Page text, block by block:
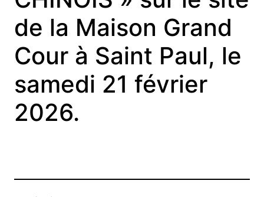
de la Maison Grand
Cour à Saint Paul, le
samedi 21 février
2026.